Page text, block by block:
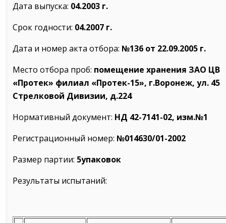
Дата выпуска: 04.2003 г.
Срок годности: 04.2007 г.
Дата и номер акта отбора: №136 от 22.09.2005 г.
Место отбора проб: помещение хранения ЗАО ЦВ
«Протек» филиал «Протек-15», г.Воронеж, ул. 45
Стрелковой Дивизии, д.224
Нормативный документ: НД 42-7141-02, изм.№1
Регистрационный номер: №014630/01-2002
Размер партии: 5упаковок
Результаты испытаний: